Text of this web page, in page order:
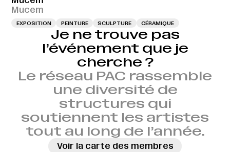
Mucem
EXPOSITION PEINTURE SCULPTURE CÉRAMIQUE
Je ne trouve pas
l’événement que je
cherche ?
Le réseau PAC rassemble
une diversité de
structures qui
soutiennent les artistes
tout au long de l’année.
Voir la carte des membres